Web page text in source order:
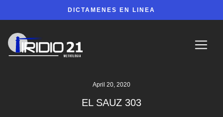
DICTAMENES EN LINEA
April 20, 2020
EL SAUZ 303